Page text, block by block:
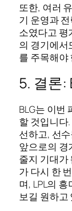
또한, 여러
기 운영과
소였다고 평
의 경기에서
를 주목해야
5. 결론:
BLG는 이번
할 것입니다
선하고, 선
앞으로의 경
줄지 기대가
가 다시 한
며, LPL의
보길 원하고